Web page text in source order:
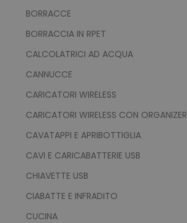
BORRACCE
BORRACCIA IN RPET
CALCOLATRICI AD ACQUA
CANNUCCE
CARICATORI WIRELESS
CARICATORI WIRELESS CON ORGANIZER
CAVATAPPI E APRIBOTTIGLIA
CAVI E CARICABATTERIE USB
CHIAVETTE USB
CIABATTE E INFRADITO
CUCINA